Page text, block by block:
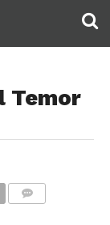
Temor